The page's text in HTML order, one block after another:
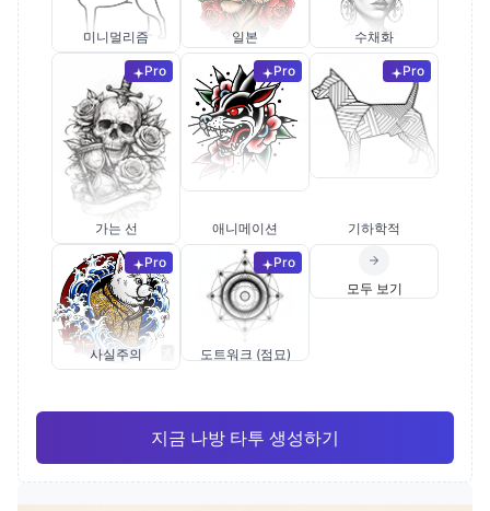
미니멀리즘 일본 수채화
Pro
가는 선
Pro
애니메이션
Pro
기하학적
Pro
사실주의
Pro
도트워크 (점묘)
모두 보기
지금 나방 타투 생성하기